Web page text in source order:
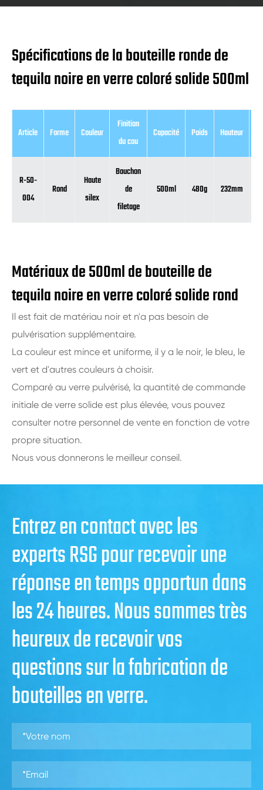
Spécifications de la bouteille ronde de
tequila noire en verre coloré solide 500ml
Article Forme Couleur
Finition
du cou
Capacité Poids Hauteur
R-50-
004
Rond
Haute
silex
Bouchon
de
filetage
500ml 480g 232mm
Matériaux de 500ml de bouteille de
tequila noire en verre coloré solide rond
Il est fait de matériau noir et n'a pas besoin de
pulvérisation supplémentaire.
La couleur est mince et uniforme, il y a le noir, le bleu, le
vert et d'autres couleurs à choisir.
Comparé au verre pulvérisé, la quantité de commande
initiale de verre solide est plus élevée, vous pouvez
consulter notre personnel de vente en fonction de votre
propre situation.
Nous vous donnerons le meilleur conseil.
Entrez en contact avec les
experts RSG pour recevoir une
réponse en temps opportun dans
les 24 heures. Nous sommes très
heureux de recevoir vos
questions sur la fabrication de
bouteilles en verre.